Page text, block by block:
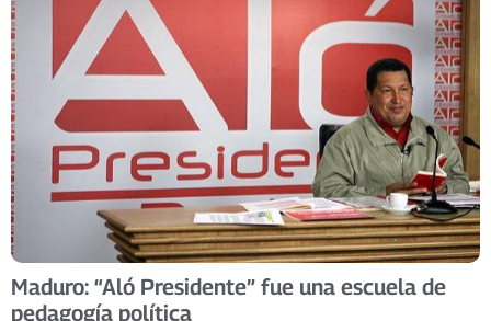
Maduro: “Aló Presidente” fue una escuela de
pedagogía política